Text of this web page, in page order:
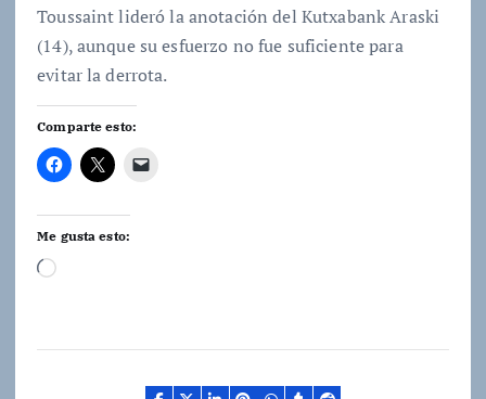
Toussaint lideró la anotación del Kutxabank Araski
(14), aunque su esfuerzo no fue suficiente para
evitar la derrota.
Comparte esto:
Me gusta esto:
C
g